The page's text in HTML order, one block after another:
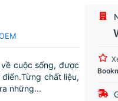
cuộc sống, được
chất liệu,
những...